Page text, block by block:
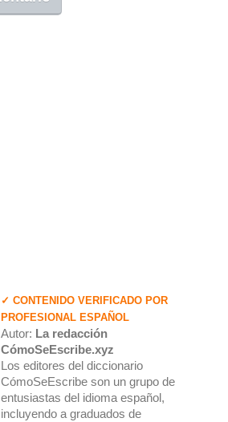
✓ CONTENIDO VERIFICADO POR
PROFESIONAL ESPAÑOL
Autor: La redacción
CómoSeEscribe.xyz
Los editores del diccionario
CómoSeEscribe son un grupo de
entusiastas del idioma español,
incluyendo a graduados de